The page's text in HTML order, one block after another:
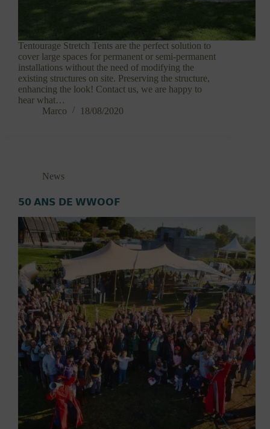
Tentourage Stretch Tents are the perfect solution to
cover large spaces for permanent or semi-permanent
installations without the need of modifying the
existing structures on site. Preserving the structure,
enhancing the look! Contact us, we are happy to
hear what…
Marco
18/08/2020
News
𝟱𝟬 𝗔𝗡𝗦 𝗗𝗘 𝗪𝗪𝗢𝗢𝗙